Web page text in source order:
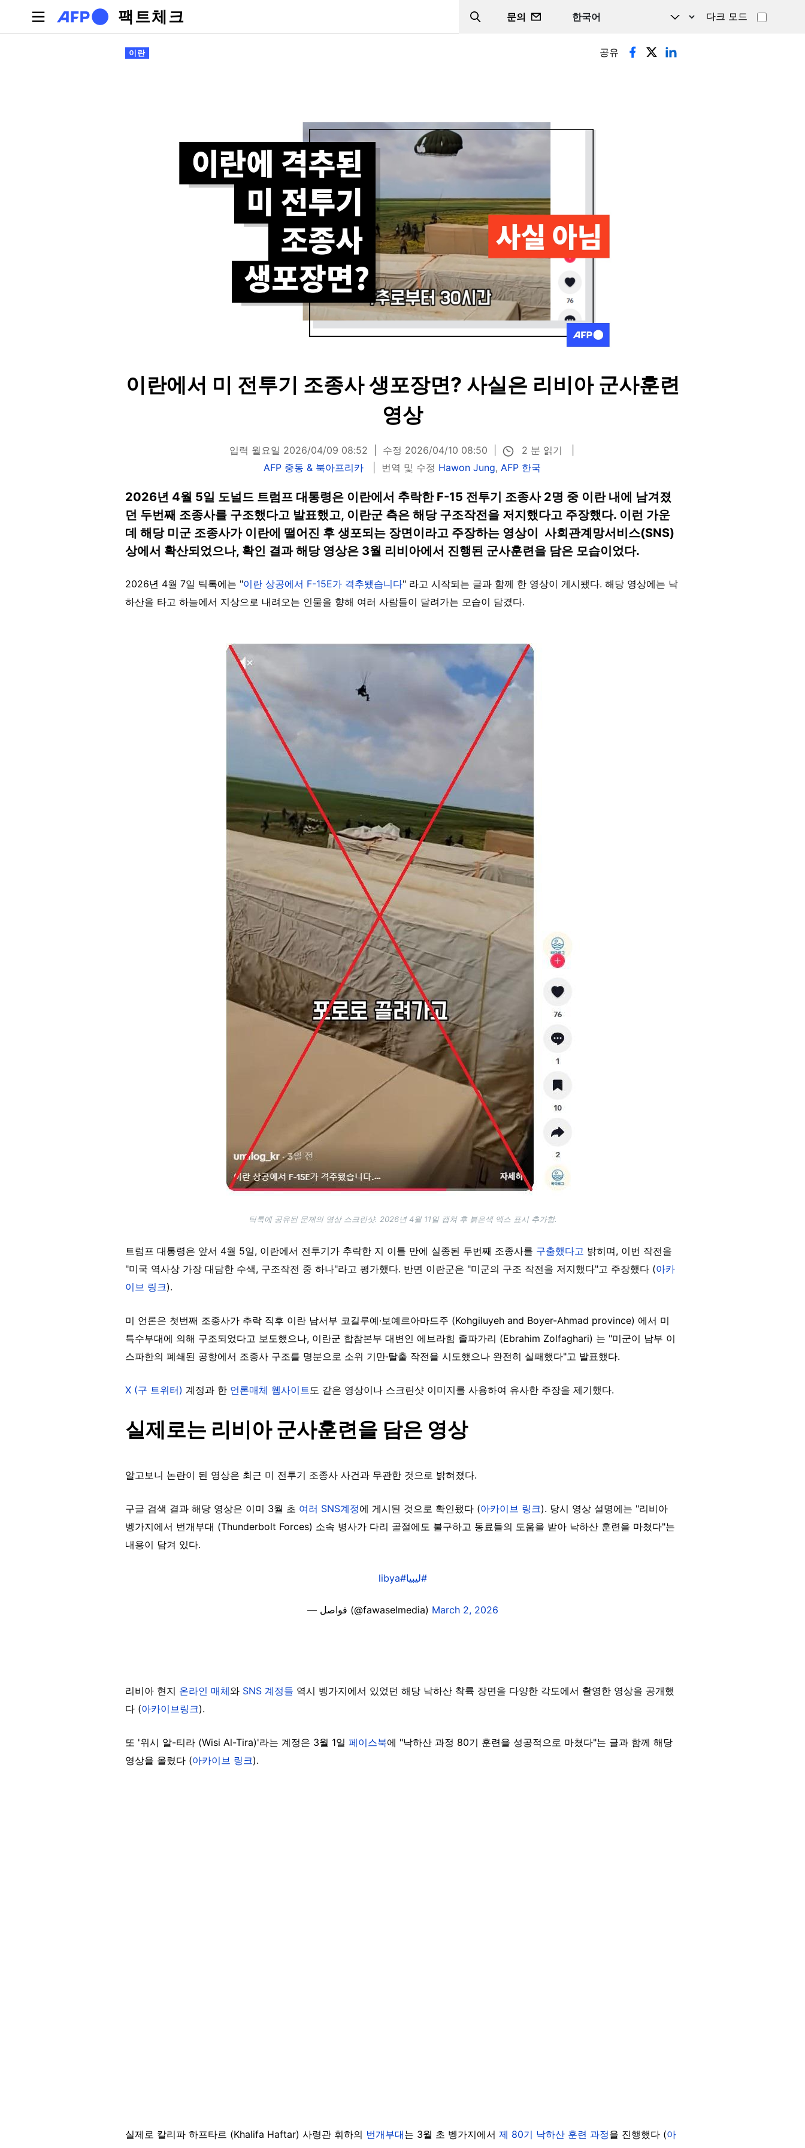
주요 콘텐츠로 건너뛰기
팩트체크 Search
문의 다크 모드
기본탭 이란 공유
이란에서 미 전투기 조종사 생포장면? 사실은 리비아 군사훈련
영상
입력 월요일 2026/04/09 08:52 수정 2026/04/10 08:50
2 분 읽기
AFP 중동 & 북아프리카
번역 및 수정 Hawon Jung, AFP 한국
2026년 4월 5일 도널드 트럼프 대통령은 이란에서 추락한 F-15 전투기 조종사 2명 중 이란 내에 남겨졌
던 두번째 조종사를 구조했다고 발표했고, 이란군 측은 해당 구조작전을 저지했다고 주장했다. 이런 가운
데 해당 미군 조종사가 이란에 떨어진 후 생포되는 장면이라고 주장하는 영상이 사회관계망서비스(SNS)
상에서 확산되었으나, 확인 결과 해당 영상은 3월 리비아에서 진행된 군사훈련을 담은 모습이었다.
2026년 4월 7일 틱톡에는 "이란 상공에서 F-15E가 격추됐습니다" 라고 시작되는 글과 함께 한 영상이 게시됐다. 해당 영상에는 낙
하산을 타고 하늘에서 지상으로 내려오는 인물을 향해 여러 사람들이 달려가는 모습이 담겼다.
틱톡에 공유된 문제의 영상 스크린샷. 2026년 4월 11일 캡쳐 후 붉은색 엑스 표시 추가함.
트럼프 대통령은 앞서 4월 5일, 이란에서 전투기가 추락한 지 이틀 만에 실종된 두번째 조종사를 구출했다고 밝히며, 이번 작전을
"미국 역사상 가장 대담한 수색, 구조작전 중 하나"라고 평가했다. 반면 이란군은 "미군의 구조 작전을 저지했다"고 주장했다 (아카
이브 링크).
미 언론은 첫번째 조종사가 추락 직후 이란 남서부 코길루예·보예르아마드주 (Kohgiluyeh and Boyer-Ahmad province) 에서 미
특수부대에 의해 구조되었다고 보도했으나, 이란군 합참본부 대변인 에브라힘 졸파가리 (Ebrahim Zolfaghari) 는 "미군이 남부 이
스파한의 폐쇄된 공항에서 조종사 구조를 명분으로 소위 기만·탈출 작전을 시도했으나 완전히 실패했다"고 발표했다.
X (구 트위터) 계정과 한 언론매체 웹사이트 도 같은 영상이나 스크린샷 이미지를 사용하여 유사한 주장을 제기했다.
실제로는 리비아 군사훈련을 담은 영상
알고보니 논란이 된 영상은 최근 미 전투기 조종사 사건과 무관한 것으로 밝혀졌다.
구글 검색 결과 해당 영상은 이미 3월 초 여러 SNS계정에 게시된 것으로 확인됐다 (아카이브 링크). 당시 영상 설명에는 "리비아
벵가지에서 번개부대 (Thunderbolt Forces) 소속 병사가 다리 골절에도 불구하고 동료들의 도움을 받아 낙하산 훈련을 마쳤다"는
내용이 담겨 있다.
#ليبيا#libya
— فواصل (@fawaselmedia) March 2, 2026
리비아 현지 온라인 매체와 SNS 계정들 역시 벵가지에서 있었던 해당 낙하산 착륙 장면을 다양한 각도에서 촬영한 영상을 공개했
다 (아카이브 링크).
또 '위시 알-티라 (Wisi Al-Tira)'라는 계정은 3월 1일 페이스북에 "낙하산 과정 80기 훈련을 성공적으로 마쳤다"는 글과 함께 해당
영상을 올렸다 (아카이브 링크).
실제로 칼리파 하프타르 (Khalifa Haftar) 사령관 휘하의 번개부대는 3월 초 벵가지에서 제 80기 낙하산 훈련 과정을 진행했다 (아